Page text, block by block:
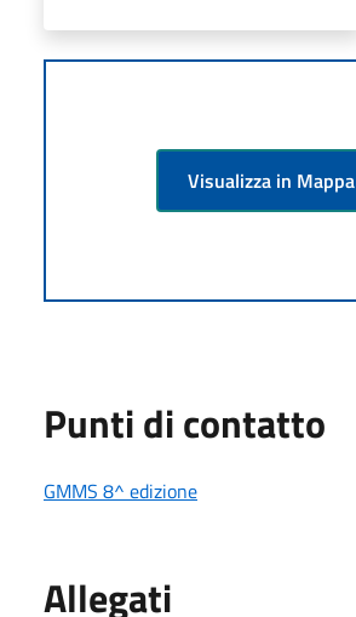
Visualizza in Mappa
Punti di contatto
GMMS 8^ edizione
Allegati